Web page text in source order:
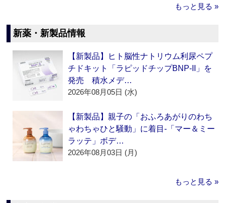
もっと見る »
新薬・新製品情報
【新製品】ヒト脳性ナトリウム利尿ペプ
チドキット「ラピッドチップBNP-II」を
発売 積水メデ…
2026年08月05日 (水)
【新製品】親子の「おふろあがりのわち
ゃわちゃひと騒動」に着目‐「マー＆ミー
ラッテ」ボデ…
2026年08月03日 (月)
もっと見る »